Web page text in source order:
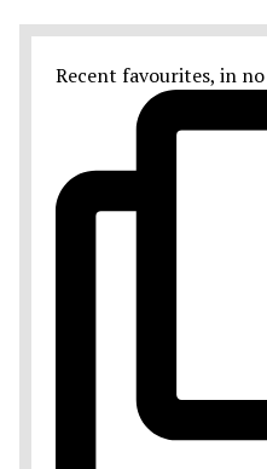
Recent favourites, in